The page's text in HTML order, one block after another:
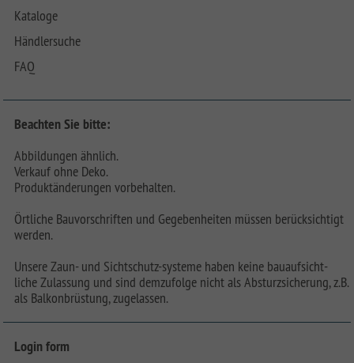
Kataloge
Händlersuche
FAQ
Beachten Sie bitte:
Abbildungen ähnlich.
Verkauf ohne Deko.
Produktänderungen vorbehalten.
Örtliche Bauvorschriften und Gegebenheiten müssen berücksichtigt
werden.
Unsere Zaun- und Sichtschutz-systeme haben keine bauaufsicht-
liche Zulassung und sind demzufolge nicht als Absturzsicherung, z.B.
als Balkonbrüstung, zugelassen.
Login form